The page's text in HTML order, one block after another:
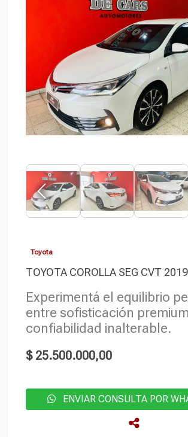
Toyota
TOYOTA COROLLA SEG CVT 2019
Experimentá el equilibrio
entre sofisticación
confiabilidad inalterable.
$ 25.500.000,00
ENVIAR CONSULTA POR